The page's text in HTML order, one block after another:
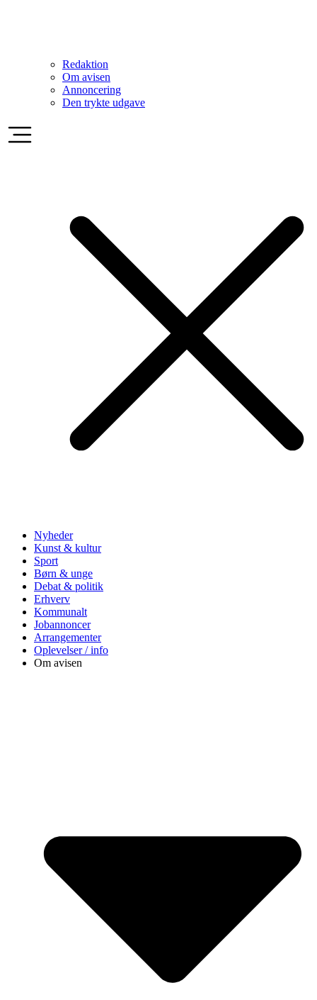
Redaktion
Om avisen
Annoncering
Den trykte udgave
Nyheder
Kunst & kultur
Sport
Børn & unge
Debat & politik
Erhverv
Kommunalt
Jobannoncer
Arrangementer
Oplevelser / info
Om avisen